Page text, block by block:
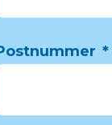
*